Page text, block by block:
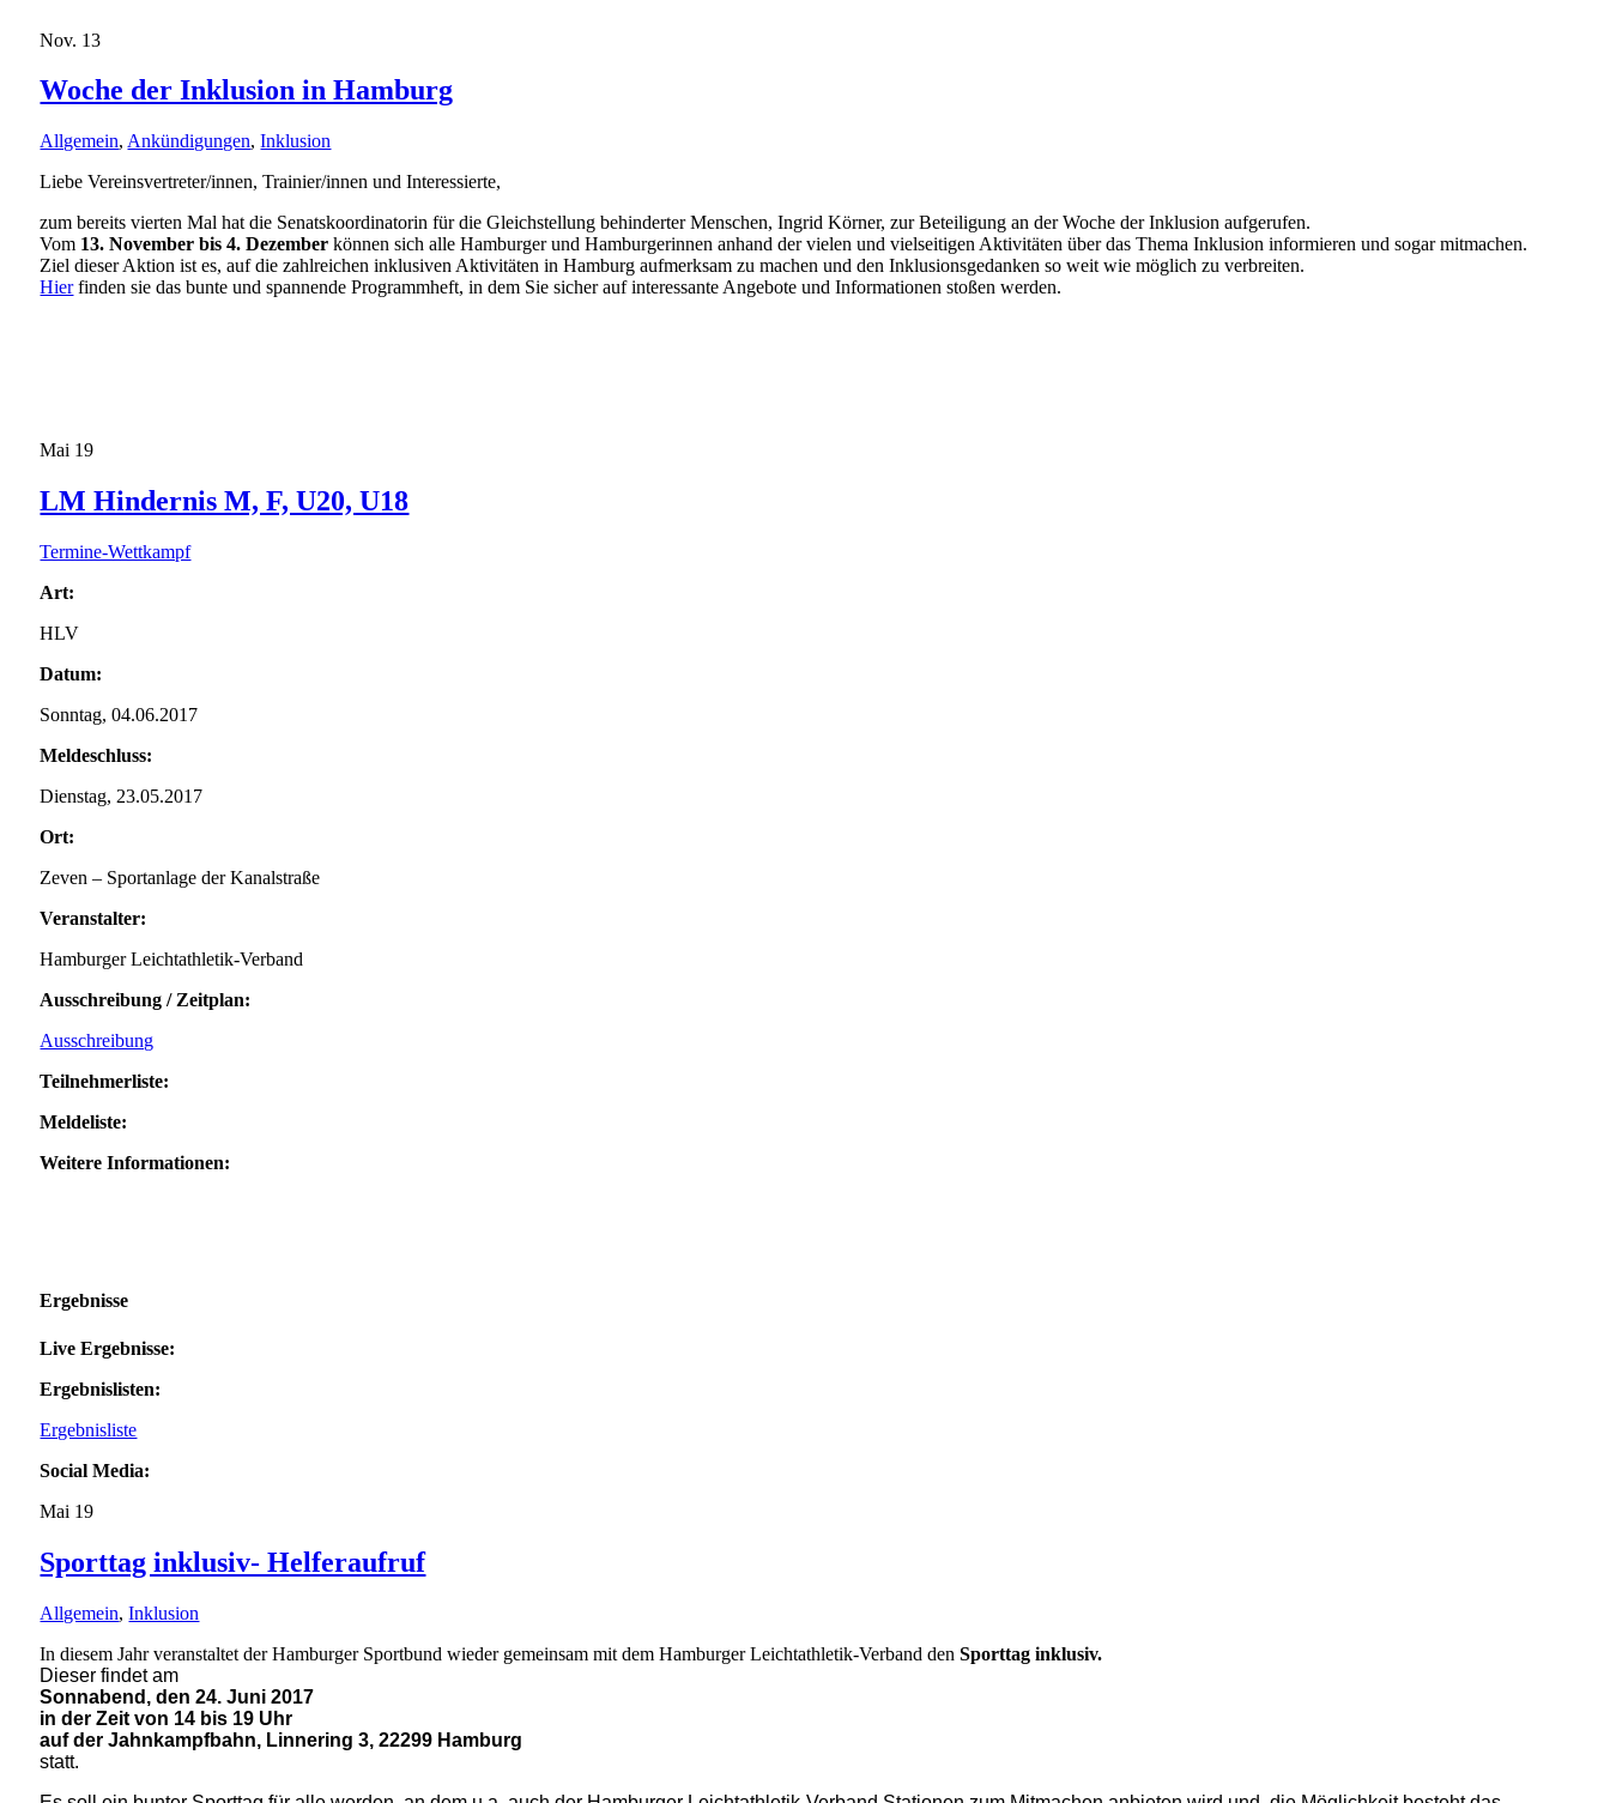
Nov. 13
Woche der Inklusion in Hamburg
Allgemein, Ankündigungen,Inklusion
Liebe Vereinsvertreter/innen, Trainier/innen und Interessierte,
zum bereits vierten Mal hat die Senatskoordinatorin für die Gleichstellung behinderter Menschen, Ingrid Körner, zur Beteiligung an der Woche der Inklusion aufgerufen.
Vom 13. November bis 4. Dezemberkönnen sich alle Hamburger und Hamburgerinnen anhand der vielen und vielseitigen Aktivitäten über das Thema Inklusion informieren und sogar mitmachen.
Ziel dieser Aktion ist es, auf die zahlreichen inklusiven Aktivitäten in Hamburg aufmerksam zu machen und den Inklusionsgedanken so weit wie möglich zu verbreiten.
Hierfinden sie das bunte und spannende Programmheft, in dem Sie sicher auf interessante Angebote und Informationen stoßen werden.
Mai 19
LM Hindernis M, F, U20, U18
Termine-Wettkampf
Art:
HLV
Datum:
Sonntag, 04.06.2017
Meldeschluss:
Dienstag, 23.05.2017
Ort:
Zeven – Sportanlage der Kanalstraße
Veranstalter:
Hamburger Leichtathletik-Verband
Ausschreibung / Zeitplan:
Ausschreibung
Teilnehmerliste:
Meldeliste:
Weitere Informationen:
Ergebnisse
Live Ergebnisse:
Ergebnislisten:
Ergebnisliste
Social Media:
Mai 19
Sporttag inklusiv- Helferaufruf
Allgemein,Inklusion
In diesem Jahr veranstaltet der Hamburger Sportbund wieder gemeinsam mit dem Hamburger Leichtathletik-Verband denSporttag inklusiv.
Dieser findet am
Sonnabend, den 24. Juni 2017
in der Zeit von 14 bis 19 Uhr
auf der Jahnkampfbahn, Linnering 3, 22299 Hamburg
statt.